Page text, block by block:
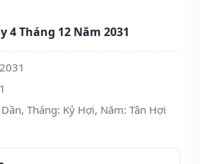
Tháng 12 Năm 2031
Tháng: Kỷ Hợi, Năm: Tân Hợi